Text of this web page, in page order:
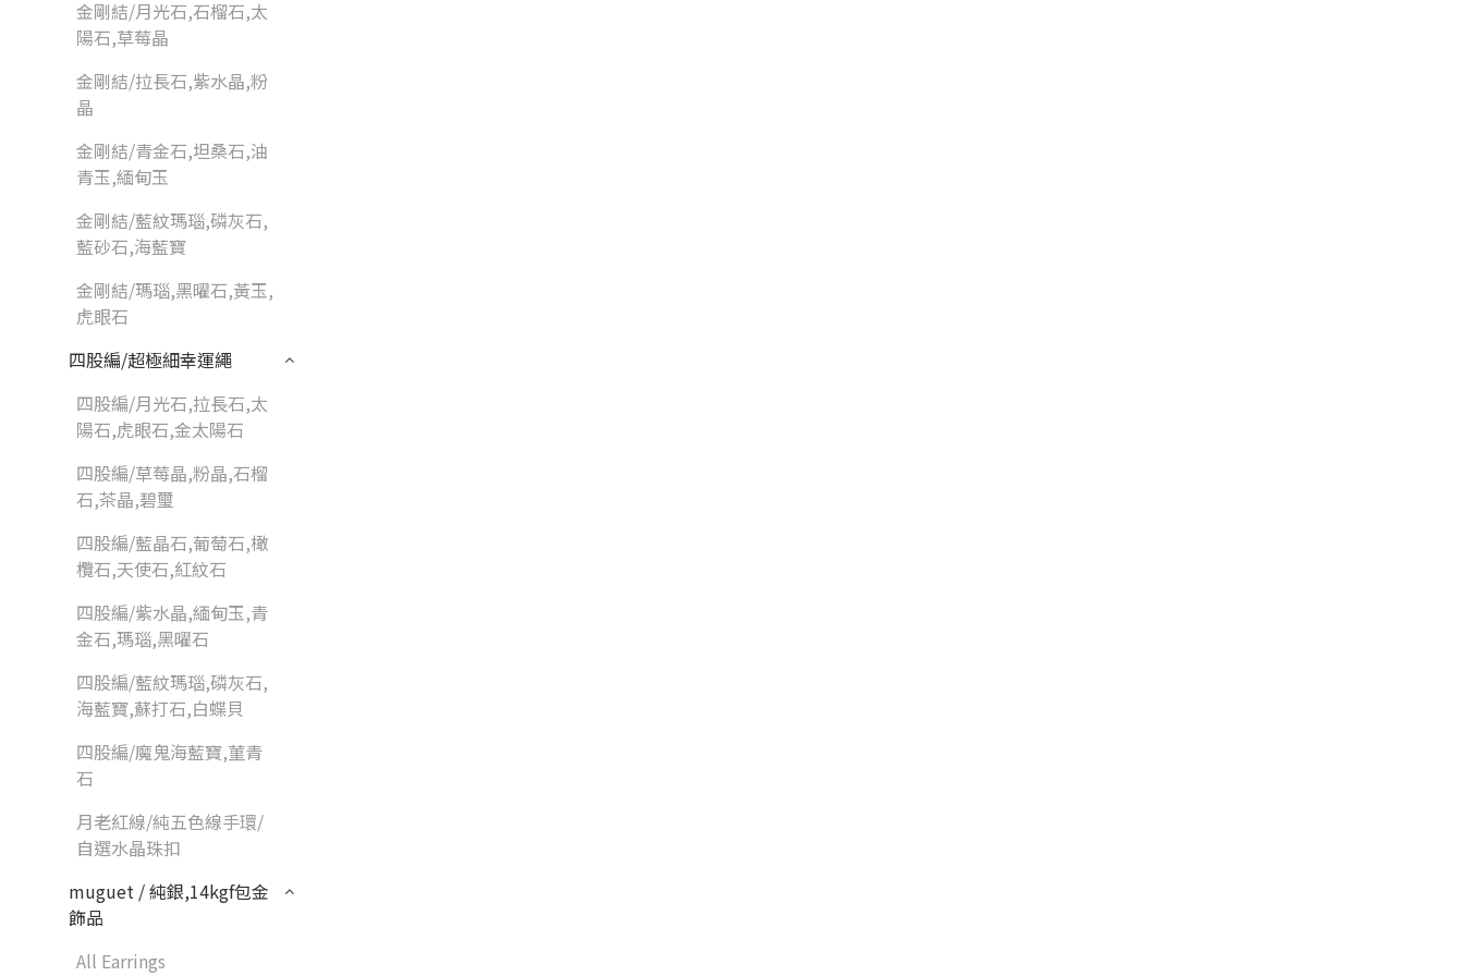
金剛結/月光石,石榴石,太
陽石,草莓晶
金剛結/拉長石,紫水晶,粉
晶
金剛結/青金石,坦桑石,油
青玉,緬甸玉
金剛結/藍紋瑪瑙,磷灰石,
藍砂石,海藍寶
金剛結/瑪瑙,黑曜石,黃玉,
虎眼石
四股編/超極細幸運繩
四股編/月光石,拉長石,太
陽石,虎眼石,金太陽石
四股編/草莓晶,粉晶,石榴
石,茶晶,碧璽
四股編/藍晶石,葡萄石,橄
欖石,天使石,紅紋石
四股編/紫水晶,緬甸玉,青
金石,瑪瑙,黑曜石
四股編/藍紋瑪瑙,磷灰石,
海藍寶,蘇打石,白蝶貝
四股編/魔鬼海藍寶,菫青
石
月老紅線/純五色線手環/
自選水晶珠扣
muguet / 純銀,14kgf包金
飾品
All Earrings